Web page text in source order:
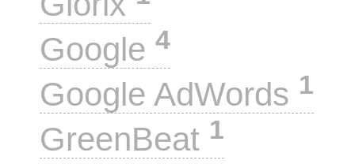
Google 4
Google AdWords 1
GreenBeat 1